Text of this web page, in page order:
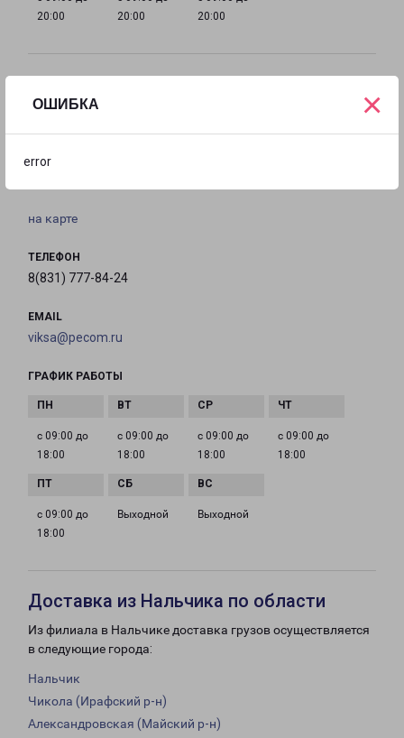
ОШИБКА
error
×
20:00
20:00
20:00
ВЫКСА
Россия, Нижегородская область, Выкса,
на карте
ТЕЛЕФОН
8(831) 777-84-24
EMAIL
viksa@pecom.ru
ГРАФИК РАБОТЫ
с 09:00 до
18:00
с 09:00 до
18:00
с 09:00 до
18:00
с 09:00 до
18:00
с 09:00 до
18:00
Выходной Выходной
Доставка из Нальчика по области
Из филиала в Нальчике доставка грузов осуществляется
в следующие города:
Нальчик
Чикола (Ирафский р-н)
Александровская (Майский р-н)